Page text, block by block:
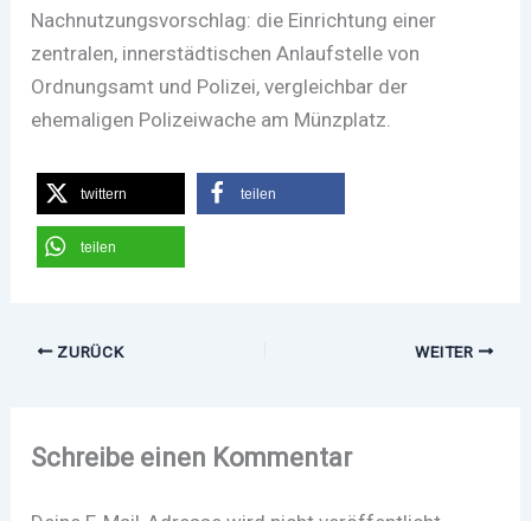
Nachnutzungsvorschlag: die Einrichtung einer
zentralen, innerstädtischen Anlaufstelle von
Ordnungsamt und Polizei, vergleichbar der
ehemaligen Polizeiwache am Münzplatz.
twittern teilen
teilen
ZURÜCK WEITER
Schreibe einen Kommentar